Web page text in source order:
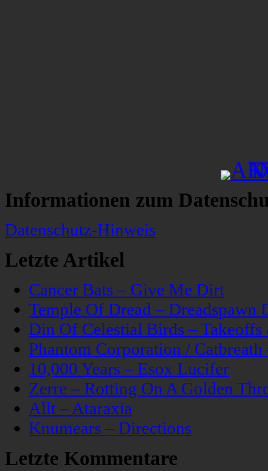
Informationen zum
Datenschutz-Hinweis
Letzte Artikel
Cancer Bats – Give Me Dirt
Temple Of Dread – Dreadspawn
Din Of Celestial Birds –
Phantom Corporation /
10,000 Years – Esox Lucifer
Zerre – Rotting On A Golden
Allt – Ataraxia
Knumears – Directions
Letzte Kommentare